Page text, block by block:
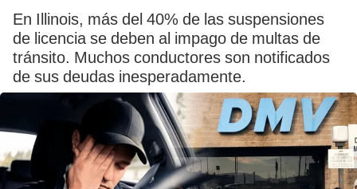
En Illinois, más del 40% de las suspensiones
de licencia se deben al impago de multas de
tránsito. Muchos conductores son notificados
de sus deudas inesperadamente.